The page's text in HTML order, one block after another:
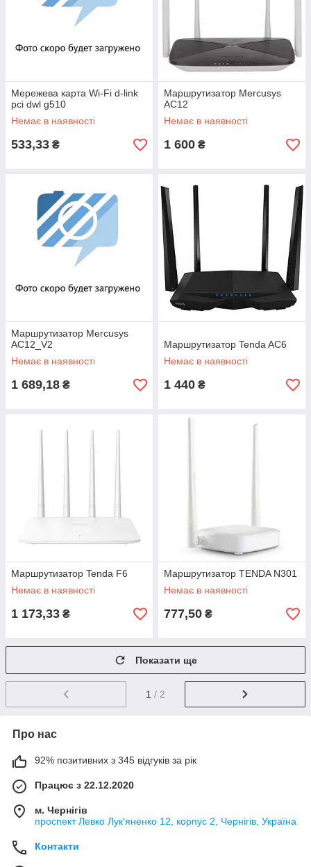
Мережева карта Wi-Fi d-link
pci dwl g510
Немає в наявності
533,33 ₴
Маршрутизатор Mercusys
AC12
Немає в наявності
1 600 ₴
Маршрутизатор Mercusys
AC12_V2
Немає в наявності
1 689,18 ₴
Маршрутизатор Tenda AC6
Немає в наявності
1 440 ₴
Маршрутизатор Tenda F6
Немає в наявності
1 173,33 ₴
Маршрутизатор TENDA N301
Немає в наявності
777,50 ₴
Показати ще
1 / 2
Про нас
92% позитивних з 345 відгуків за рік
Працює з 22.12.2020
м. Чернігів
проспект Левко Лук'яненко 12, корпус 2, Чернігів, Україна
Контакти